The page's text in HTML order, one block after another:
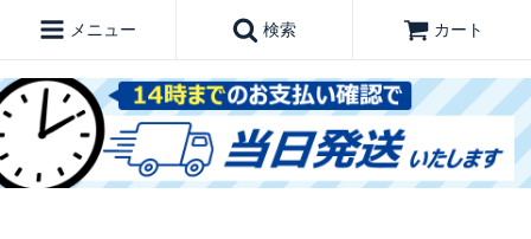
メニュー 検索 カート